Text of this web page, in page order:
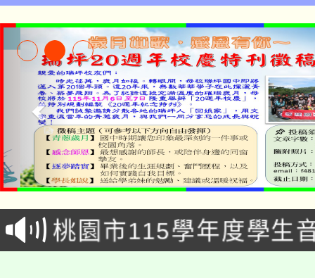
公告本校115學年度第
代理(課)教師甄選結果(
「2026金融保險知識
車」活動
桃園市115學年度學生
公告本校115學年度第